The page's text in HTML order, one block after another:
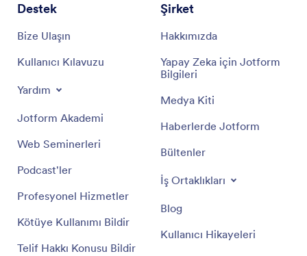
Destek
Bize Ulaşın
Kullanıcı Kılavuzu
Yardım
Jotform Akademi
Web Seminerleri
Podcast'ler
Profesyonel Hizmetler
Kötüye Kullanımı Bildir
Telif Hakkı Konusu Bildir
Şirket
Hakkımızda
Yapay Zeka için Jotform
Bilgileri
Medya Kiti
Haberlerde Jotform
Bültenler
İş Ortaklıkları
Blog
Kullanıcı Hikayeleri